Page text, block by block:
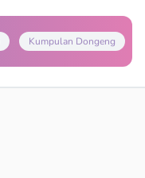
Kumpulan Dongeng